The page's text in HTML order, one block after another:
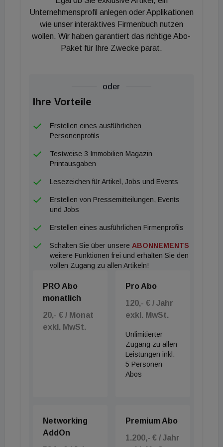
worden, um die digitale Zukunft der
österreichischen Immobilienwirtschaft in Österreich
und im internationalen Wettbewerb zu sichern.
Mission der apti ist es, dieses in Österreich wenig
Angels, Investoren, Venture Capitalists und
PropTech Funds zu vernetzen. Der Verein sieht sich
als interessensübergreifende
Kommunikationsplattform seiner PropTech-
Mitgliedsunternehmen gegenüber Politik, Medien,
öffentlicher Hand und anderen
Unternehmensprofil anlegen oder Applikationen
wie unser interaktives Firmenbuch nutzen
wollen. Wir haben garantiert das richtige Abo-
Paket für Ihre Zwecke parat.
oder
Ihre Vorteile
Erstellen eines ausführlichen
Personenprofils
Testweise 3 Immobilien Magazin
Printausgaben
Lesezeichen für Artikel, Jobs und Events
Erstellen von Pressemitteilungen, Events
und Jobs
Erstellen eines ausführlichen Firmenprofils
Schalten Sie über unsere ABONNEMENTS
weitere Funktionen frei und erhalten Sie den
vollen Zugang zu allen Artikeln!
PRO Abo
monatlich
20,- € / Monat
exkl. MwSt.
Pro Abo
120,- € / Jahr
exkl. MwSt.
Unlimitierter
Zugang zu allen
Leistungen inkl.
5 Personen
Abos
Networking
AddOn
Premium Abo
1.200,- € / Jahr